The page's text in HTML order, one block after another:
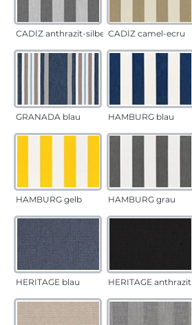
CADÍZ anthrazit-silber CADÍZ camel-ecru
GRANADA blau HAMBURG blau
HAMBURG gelb HAMBURG grau
HERITAGE blau HERITAGE anthrazit